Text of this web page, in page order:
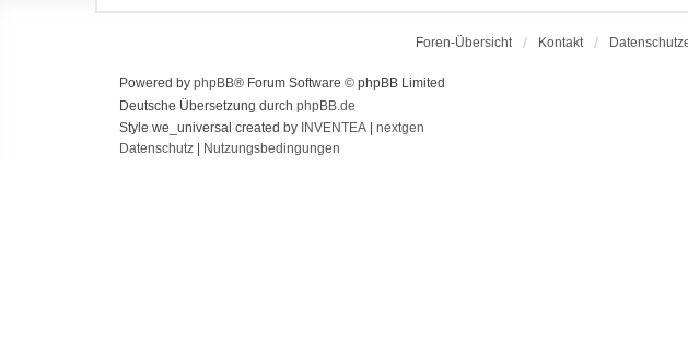
Foren-Übersicht Kontakt
Powered by phpBB® Forum Software © phpBB Limited
Deutsche Übersetzung durch phpBB.de
Style we_universal created by INVENTEA
nextgen
Datenschutz
Nutzungsbedingungen